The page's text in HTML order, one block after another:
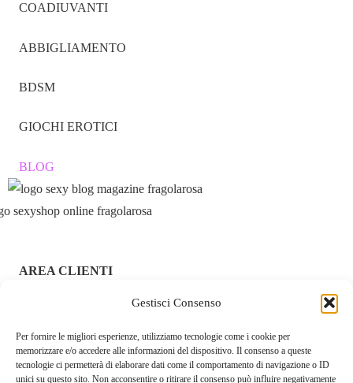
Gestisci Consenso
Per fornire le migliori esperienze, utilizziamo tecnologie come i cookie per
memorizzare e/o accedere alle informazioni del dispositivo. Il consenso a queste
tecnologie ci permetterà di elaborare dati come il comportamento di navigazione o ID
unici su questo sito. Non acconsentire o ritirare il consenso può influire negativamente
COADIUVANTI
ABBIGLIAMENTO
BDSM
GIOCHI EROTICI
BLOG
AREA CLIENTI
ACCEDI / REGISTRATI
CHI SIAMO – FRAGOLAROSA | SEXY SHOP ONLINE
ITALIANO SICURO E DISCRETO